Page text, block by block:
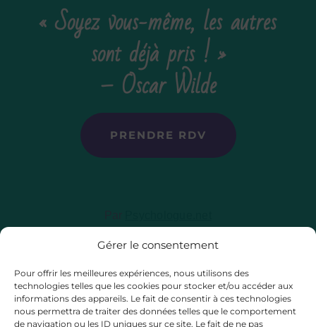
Gérer le consentement
Pour offrir les meilleures expériences, nous utilisons des
technologies telles que les cookies pour stocker et/ou accéder aux
informations des appareils. Le fait de consentir à ces technologies
nous permettra de traiter des données telles que le comportement
de navigation ou les ID uniques sur ce site. Le fait de ne pas
« Soyez vous-même, les autres
sont déjà pris ! »
– Oscar Wilde
PRENDRE RDV
No Result Website Carbon